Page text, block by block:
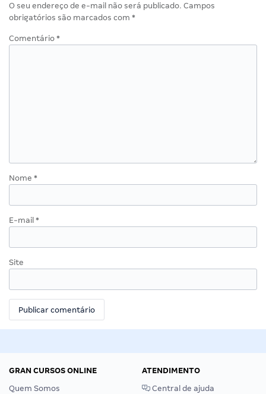
O seu endereço de e-mail não será publicado. Campos
obrigatórios são marcados com *
Comentário *
Nome *
E-mail *
Site
GRAN CURSOS ONLINE
Quem Somos
ATENDIMENTO
Central de ajuda